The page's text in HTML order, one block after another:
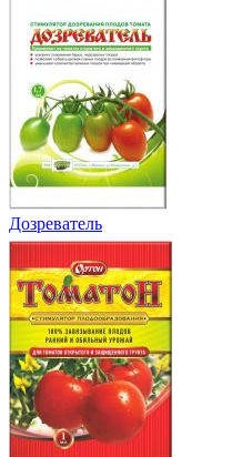
Дозреватель